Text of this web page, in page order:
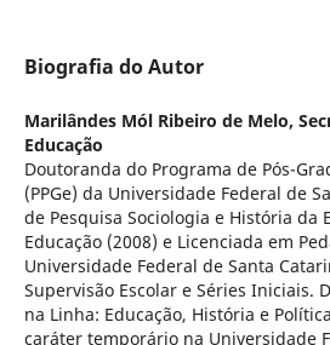
Biografia do Autor
Marilândes Mól Ribeiro de Melo,
Educação
Doutoranda do Programa de Pós-
(PPGe) da Universidade Federal de
de Pesquisa Sociologia e História da
Educação (2008) e Licenciada em
Universidade Federal de Santa
Supervisão Escolar e Séries Iniciais.
na Linha: Educação, História e
caráter temporário na Universidade